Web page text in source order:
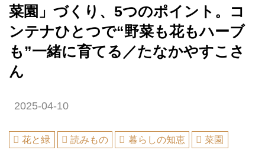
菜園」づくり、5つのポイント。コ
ンテナひとつで“野菜も花もハーブ
も”一緒に育てる／たなかやすこさ
ん
2025-04-10
花と緑 読みもの 暮らしの知恵
菜園